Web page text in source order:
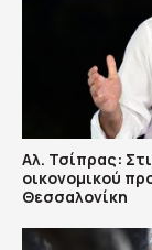
Αλ. Τσίπρας:
οικονομικού
Θεσσαλονίκη